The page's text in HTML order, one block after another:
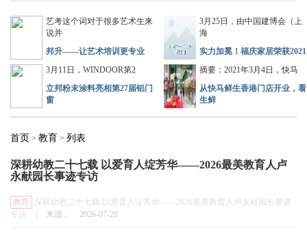
艺考这个词对于很多艺术生来
说并
邦升——让艺术培训更专业
3月25日，由中国建博会（上
海
实力加冕！福庆家居荣获2021
3月11日，WINDOOR第2
立邦粉末涂料亮相第27届铝门
窗
摘要：2021年3月4日，快马
从快马鲜生香港门店开业，看
生鲜
首页 > 教育 > 列表
深耕幼教二十七载 以爱育人绽芳华——2026最美教育人卢
永献园长事迹专访
教育
深耕幼教二十七载 以爱育人绽芳华——2026最美教育人卢永献园长事迹
专访
来源： 2026-07-28